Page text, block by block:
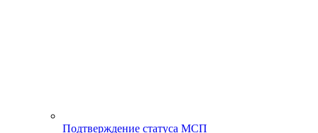
Подтверждение статуса МСП